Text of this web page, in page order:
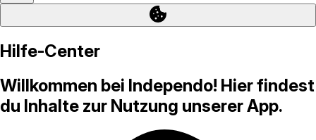
Hilfe-Center
Willkommen bei Independo! Hier findest
du Inhalte zur Nutzung unserer App.